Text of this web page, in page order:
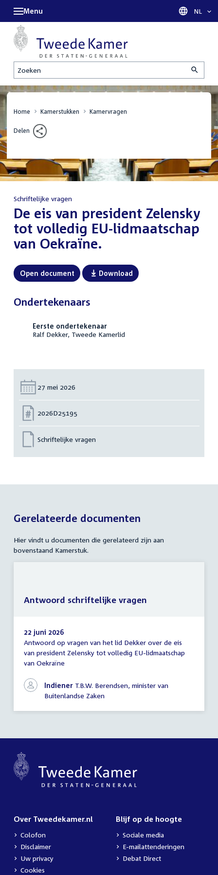
Zoeken
Menu Taal
NL
Home Kamerstukken Kamervragen
Delen
Schriftelijke vragen
:De eis van president Zelensky
tot volledig EU-lidmaatschap
van Oekraïne.
Open document Download
Ondertekenaars
Eerste ondertekenaar
Ralf Dekker, Tweede Kamerlid
Datum:
27 mei 2026
Nummer:
2026D25195
Schriftelijke vragen
Gerelateerde documenten
Hier vindt u documenten die gerelateerd zijn aan
bovenstaand Kamerstuk.
Antwoord
schriftelijke
vragen
22 juni 2026
Antwoord op vragen van het lid Dekker over de eis
van president Zelensky tot volledig EU-lidmaatschap
van Oekraïne
Indiener T.B.W. Berendsen, minister van
Buitenlandse Zaken
Antwoord schriftelijke vragen
Over Tweedekamer.nl
Colofon
Disclaimer
Uw privacy
Cookies
Blijf op de hoogte
Sociale media
E-mailattenderingen
Debat Direct